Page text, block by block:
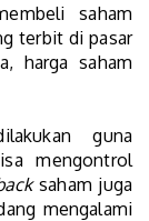
saham
terbit di pasar
harga saham
guna
mengontrol
saham juga
mengalami